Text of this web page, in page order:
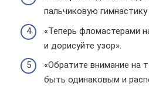
пальчиковую
«Теперь фломастерами
и дорисуйте узор».
«Обратите внимание на
быть одинаковым и